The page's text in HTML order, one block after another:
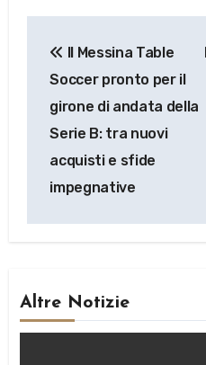
articoli
Il Messina Table
Soccer pronto per il
girone di andata della
Serie B: tra nuovi
acquisti e sfide
impegnative
Altre Notizie